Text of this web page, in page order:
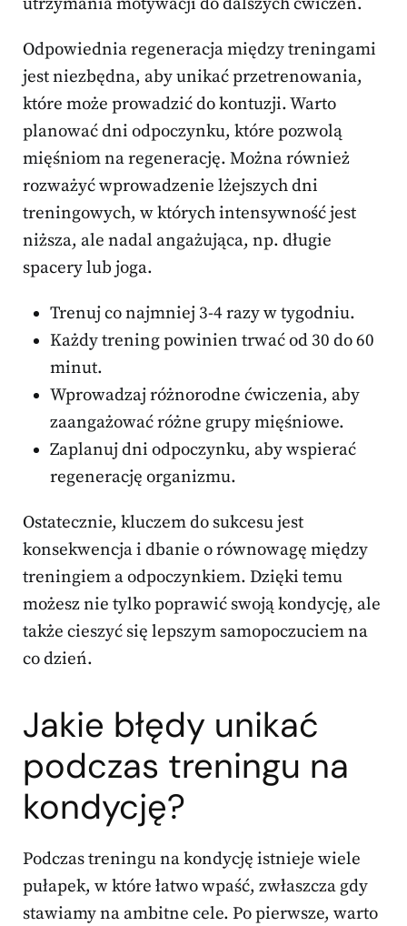
utrzymania motywacji do dalszych ćwiczeń.
Odpowiednia regeneracja między treningami
jest niezbędna, aby unikać przetrenowania,
które może prowadzić do kontuzji. Warto
planować dni odpoczynku, które pozwolą
mięśniom na regenerację. Można również
rozważyć wprowadzenie lżejszych dni
treningowych, w których intensywność jest
niższa, ale nadal angażująca, np. długie
spacery lub joga.
Trenuj co najmniej 3-4 razy w tygodniu.
Każdy trening powinien trwać od 30 do 60
minut.
Wprowadzaj różnorodne ćwiczenia, aby
zaangażować różne grupy mięśniowe.
Zaplanuj dni odpoczynku, aby wspierać
regenerację organizmu.
Ostatecznie, kluczem do sukcesu jest
konsekwencja i dbanie o równowagę między
treningiem a odpoczynkiem. Dzięki temu
możesz nie tylko poprawić swoją kondycję, ale
także cieszyć się lepszym samopoczuciem na
co dzień.
Jakie błędy unikać
podczas treningu na
kondycję?
Podczas treningu na kondycję istnieje wiele
pułapek, w które łatwo wpaść, zwłaszcza gdy
stawiamy na ambitne cele. Po pierwsze, warto